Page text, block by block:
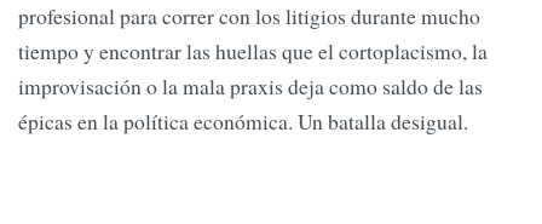
profesional para correr con los litigios durante mucho
tiempo y encontrar las huellas que el cortoplacismo, la
improvisación o la mala praxis deja como saldo de las
épicas en la política económica. Un batalla desigual.